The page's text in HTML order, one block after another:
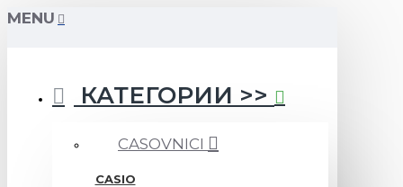
MENU
КАТЕГОРИИ >>
CASOVNICI
CASIO